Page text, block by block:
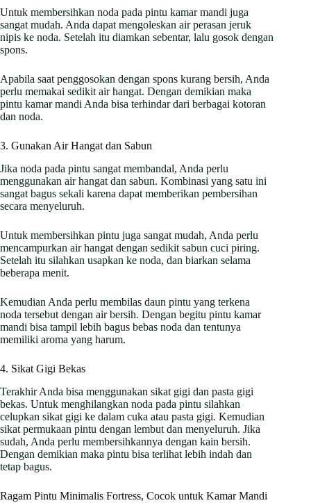
Untuk membersihkan noda pada pintu kamar mandi juga
sangat mudah. Anda dapat mengoleskan air perasan jeruk
nipis ke noda. Setelah itu diamkan sebentar, lalu gosok dengan
spons.
Apabila saat penggosokan dengan spons kurang bersih, Anda
perlu memakai sedikit air hangat. Dengan demikian maka
pintu kamar mandi Anda bisa terhindar dari berbagai kotoran
dan noda.
3. Gunakan Air Hangat dan Sabun
Jika noda pada pintu sangat membandal, Anda perlu
menggunakan air hangat dan sabun. Kombinasi yang satu ini
sangat bagus sekali karena dapat memberikan pembersihan
secara menyeluruh.
Untuk membersihkan pintu juga sangat mudah, Anda perlu
mencampurkan air hangat dengan sedikit sabun cuci piring.
Setelah itu silahkan usapkan ke noda, dan biarkan selama
beberapa menit.
Kemudian Anda perlu membilas daun pintu yang terkena
noda tersebut dengan air bersih. Dengan begitu pintu kamar
mandi bisa tampil lebih bagus bebas noda dan tentunya
memiliki aroma yang harum.
4. Sikat Gigi Bekas
Terakhir Anda bisa menggunakan sikat gigi dan pasta gigi
bekas. Untuk menghilangkan noda pada pintu silahkan
celupkan sikat gigi ke dalam cuka atau pasta gigi. Kemudian
sikat permukaan pintu dengan lembut dan menyeluruh. Jika
sudah, Anda perlu membersihkannya dengan kain bersih.
Dengan demikian maka pintu bisa terlihat lebih indah dan
tetap bagus.
Ragam Pintu Minimalis Fortress, Cocok untuk Kamar Mandi